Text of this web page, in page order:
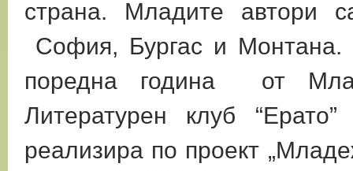
страна. Младите автори
София, Бургас и Монтана.
поредна година от
Литературен клуб
реализира по проект